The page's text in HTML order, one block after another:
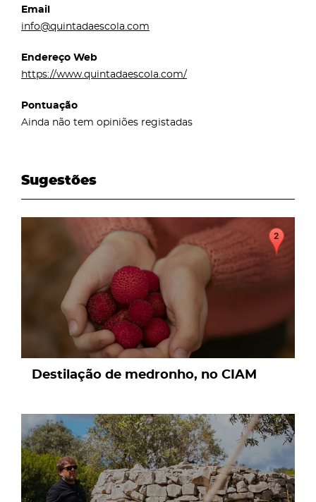
Email
info@quintadaescola.com
Endereço Web
https://www.quintadaescola.com/
Pontuação
Ainda não tem opiniões registadas
Sugestões
Destilação de medronho, no CIAM
page